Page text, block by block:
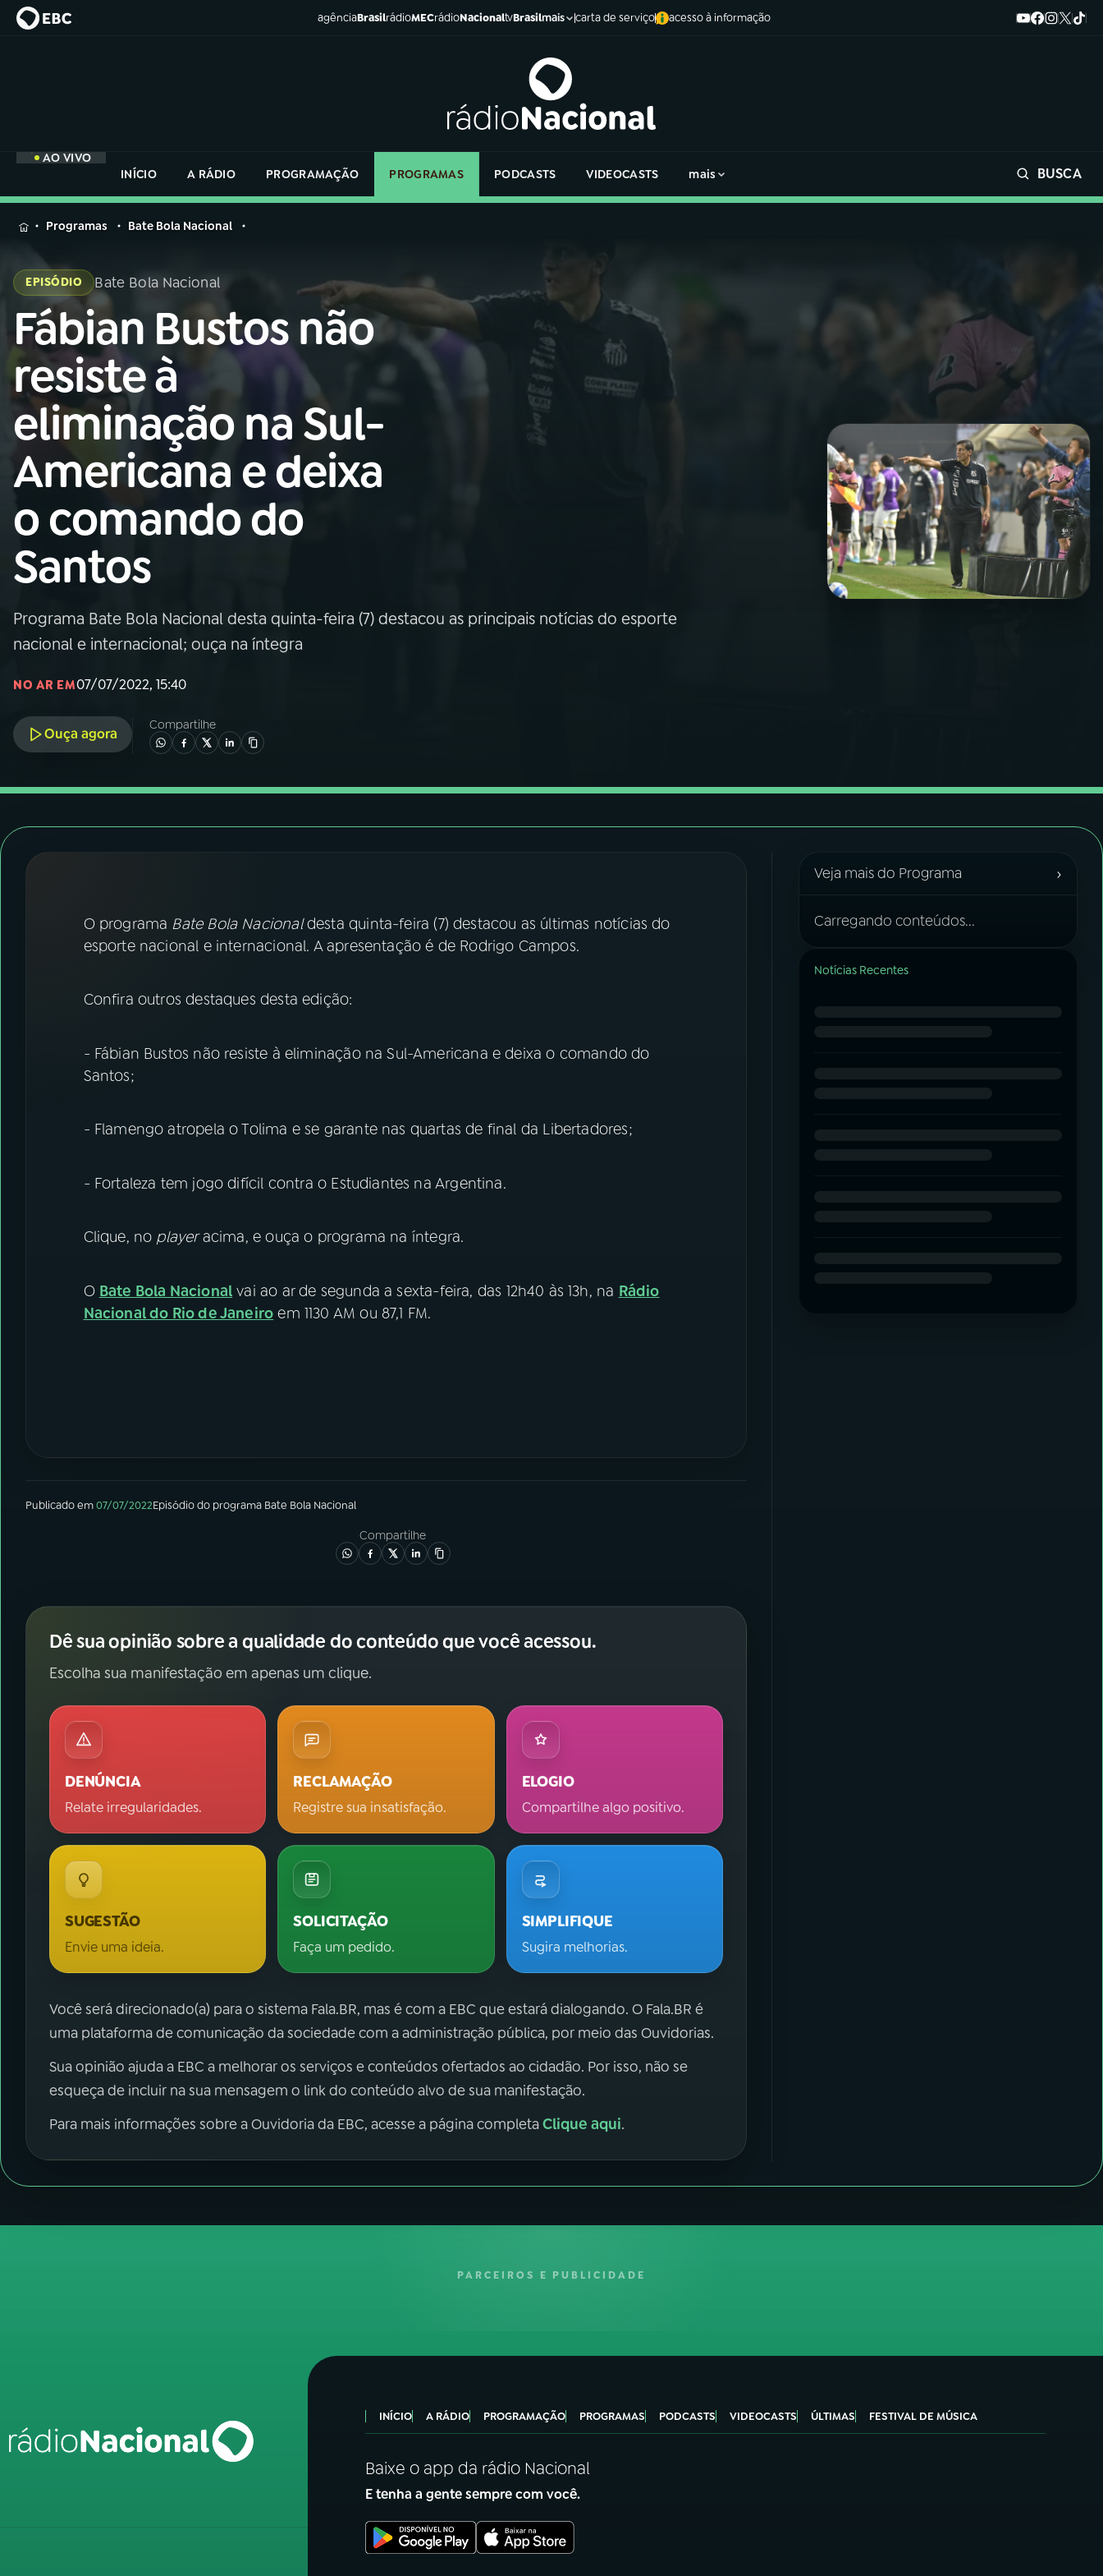
agênciaBrasilrádioMECrádioNacionaltvBrasilmais carta de serviço acesso à informação
AO VIVO
INÍCIO
A RÁDIO PROGRAMAÇÃO PROGRAMAS PODCASTS VIDEOCASTS mais BUSCA
MENU
Buscar
na
Rádio
Nacional
AO VIVO
01INÍCIO
02A RÁDIO
03 PROGRAMAÇÃO
04 PROGRAMAS
06VIDEOCASTS
07ÚLTIMAS
08FESTIVAL DE MÚSICA
Instagram X
na
Rádio
Nacional
Programas Bate Bola Nacional
EPISÓDIO Bate Bola Nacional
Fábian Bustos não
resiste à
eliminação na Sul-
Americana e deixa
o comando do
Santos
Programa Bate Bola Nacional desta quinta-feira (7) destacou as principais notícias do esporte
nacional e internacional; ouça na íntegra
NO AR EM07/07/2022, 15:40
Ouça agora
Compartilhe
O programa Bate Bola Nacionaldesta quinta-feira (7) destacou as últimas notícias do
esporte nacional e internacional. A apresentação é de Rodrigo Campos.
Confira outros destaques desta edição:
- Fábian Bustos não resiste à eliminação na Sul-Americana e deixa o comando do
Santos;
- Flamengo atropela o Tolima e se garante nas quartas de final da Libertadores;
- Fortaleza tem jogo difícil contra o Estudiantes na Argentina.
Clique, no playeracima, e ouça o programa na íntegra.
O Bate Bola Nacional vai ao ar de segunda a sexta-feira, das 12h40 às 13h, na Rádio
Nacional do Rio de Janeiro em 1130 AM ou 87,1 FM.
Publicado em07/07/2022Episódiodo programa Bate Bola Nacional
Compartilhe
Dê sua opinião sobre a qualidade do conteúdo que você acessou.
Escolha sua manifestação em apenas um clique.
DENÚNCIA
Relate irregularidades.
RECLAMAÇÃO
Registre sua insatisfação.
ELOGIO
Compartilhe algo positivo.
SUGESTÃO
Envie uma ideia.
SOLICITAÇÃO
Faça um pedido.
SIMPLIFIQUE
Sugira melhorias.
Você será direcionado(a) para o sistema Fala.BR, mas é com a EBC que estará dialogando. O Fala.BR é
uma plataforma de comunicação da sociedade com a administração pública, por meio das Ouvidorias.
Sua opinião ajuda a EBC a melhorar os serviços e conteúdos ofertados ao cidadão. Por isso, não se
esqueça de incluir na sua mensagem o link do conteúdo alvo de sua manifestação.
Para mais informações sobre a Ouvidoria da EBC, acesse a página completaClique aqui.
Veja mais do Programa ›
Carregando conteúdos...
Notícias Recentes
PARCEIROS E PUBLICIDADE
INÍCIO A RÁDIO PROGRAMAÇÃO PROGRAMAS PODCASTS VIDEOCASTS ÚLTIMAS FESTIVAL DE MÚSICA
Baixe o app da rádio Nacional
E tenha a gente sempre com você.